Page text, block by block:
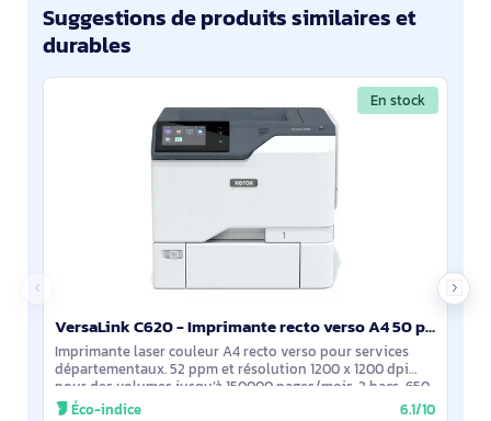
Suggestions de produits similaires et
durables
En stock
VersaLink C620 - Imprimante recto verso A4 50 ppm, PS3 PCL5e/6, 2 magasins 650 feuilles - C620V_DN
Imprimante laser couleur A4 recto verso pour services
départementaux. 52 ppm et résolution 1200 x 1200 dpi
pour des volumes jusqu’à 150000 pages/mois. 2 bacs, 650
feuilles. Écran tactile 5''.
Éco-indice 6.1/10